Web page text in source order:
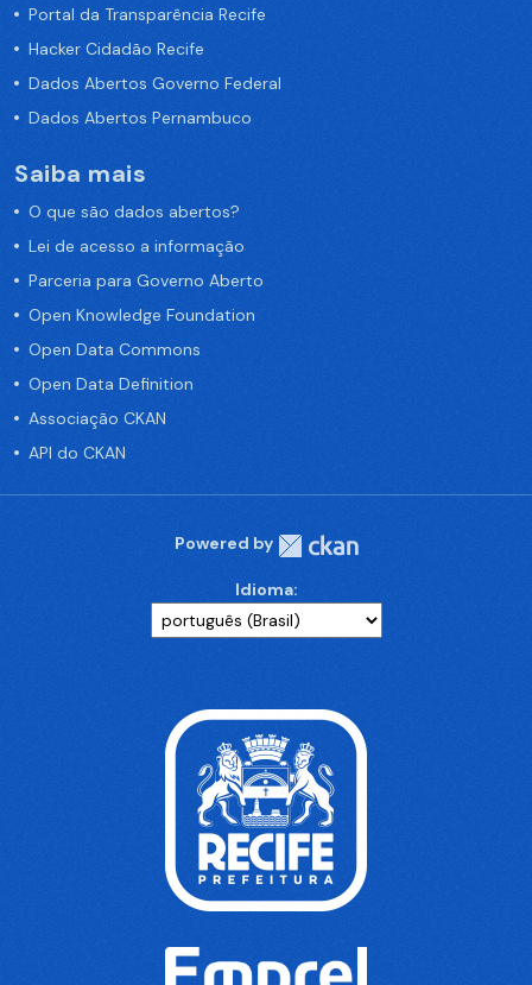
Portal da Transparência Recife
Hacker Cidadão Recife
Dados Abertos Governo Federal
Dados Abertos Pernambuco
Saiba mais
O que são dados abertos?
Lei de acesso a informação
Parceria para Governo Aberto
Open Knowledge Foundation
Open Data Commons
Open Data Definition
Associação CKAN
API do CKAN
Powered by
Idioma